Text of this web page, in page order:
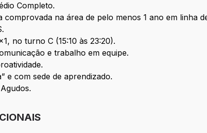
Completo.
comprovada na área de pelo menos 1 ano em linha
no turno C (15:10 às 23:20).
e trabalho em equipe.
e com sede de aprendizado.